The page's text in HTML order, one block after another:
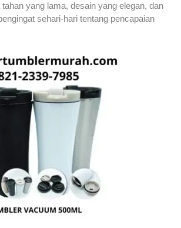
yang lama, desain yang elegan, dan
sehari-hari tentang pencapaian